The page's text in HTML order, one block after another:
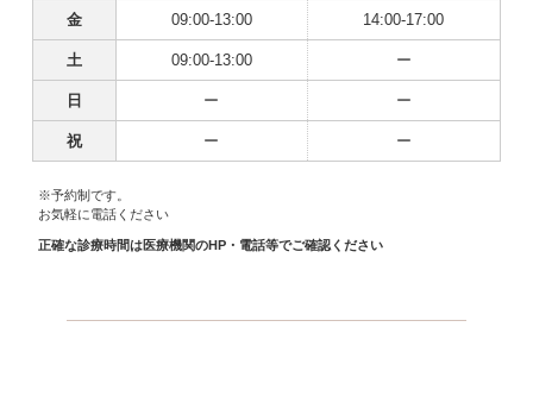
金 09:00-13:00 14:00-17:00
土 09:00-13:00 ー
日 ー ー
祝 ー ー
※予約制です。
お気軽に電話ください
正確な診療時間は医療機関のHP・電話等でご確認ください